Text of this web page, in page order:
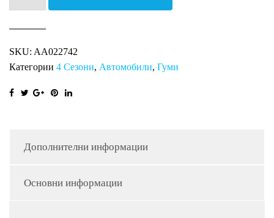
XL
RI
количина
SKU: AA022742
Категории 4 Сезони, Автомобили, Гуми
Дополнителни информации
Основни информации